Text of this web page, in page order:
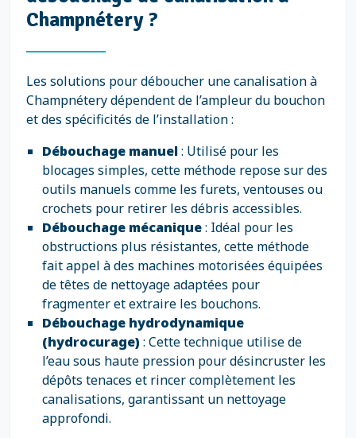
Champnétery ?
Les solutions pour déboucher une canalisation à
Champnétery dépendent de l’ampleur du bouchon
et des spécificités de l’installation :
Débouchage manuel: Utilisé pour les
blocages simples, cette méthode repose sur des
outils manuels comme les furets, ventouses ou
crochets pour retirer les débris accessibles.
Débouchage mécanique: Idéal pour les
obstructions plus résistantes, cette méthode
fait appel à des machines motorisées équipées
de têtes de nettoyage adaptées pour
fragmenter et extraire les bouchons.
Débouchage hydrodynamique
(hydrocurage) : Cette technique utilise de
l’eau sous haute pression pour désincruster les
dépôts tenaces et rincer complètement les
canalisations, garantissant un nettoyage
approfondi.